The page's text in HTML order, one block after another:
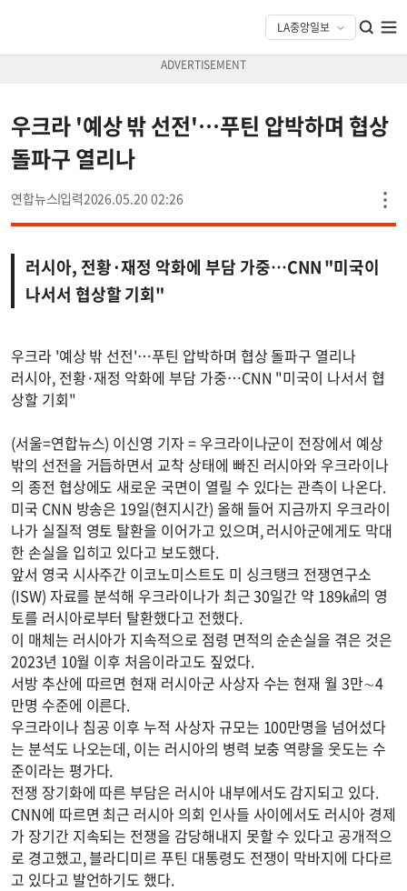
우크라 '예상 밖 선전'…푸틴 압박하며 협상
돌파구 열리나
연합뉴스 2026.05.20 02:26
러시아, 전황·재정 악화에 부담 가중…CNN "미국이
나서서 협상할 기회"
우크라 '예상 밖 선전'…푸틴 압박하며 협상 돌파구 열리나
러시아, 전황·재정 악화에 부담 가중…CNN "미국이 나서서 협
상할 기회"
(서울=연합뉴스) 이신영 기자 = 우크라이나군이 전장에서 예상
밖의 선전을 거듭하면서 교착 상태에 빠진 러시아와 우크라이나
의 종전 협상에도 새로운 국면이 열릴 수 있다는 관측이 나온다.
미국 CNN 방송은 19일(현지시간) 올해 들어 지금까지 우크라이
나가 실질적 영토 탈환을 이어가고 있으며, 러시아군에게도 막대
한 손실을 입히고 있다고 보도했다.
앞서 영국 시사주간 이코노미스트도 미 싱크탱크 전쟁연구소
(ISW) 자료를 분석해 우크라이나가 최근 30일간 약 189㎢의 영
토를 러시아로부터 탈환했다고 전했다.
이 매체는 러시아가 지속적으로 점령 면적의 순손실을 겪은 것은
2023년 10월 이후 처음이라고도 짚었다.
서방 추산에 따르면 현재 러시아군 사상자 수는 현재 월 3만∼4
만명 수준에 이른다.
우크라이나 침공 이후 누적 사상자 규모는 100만명을 넘어섰다
는 분석도 나오는데, 이는 러시아의 병력 보충 역량을 웃도는 수
준이라는 평가다.
전쟁 장기화에 따른 부담은 러시아 내부에서도 감지되고 있다.
CNN에 따르면 최근 러시아 의회 인사들 사이에서도 러시아 경제
가 장기간 지속되는 전쟁을 감당해내지 못할 수 있다고 공개적으
로 경고했고, 블라디미르 푸틴 대통령도 전쟁이 막바지에 다다르
고 있다고 발언하기도 했다.